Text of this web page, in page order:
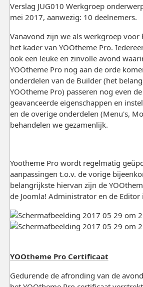
Verslag JUG010 Werkgroep
mei 2017, aanwezig: 10 deelnemers.
Vanavond zijn we als werkgroep voor
het kader van YOOtheme Pro.
ook een leuke en zinvolle avond
YOOtheme Pro nog aan de orde
onderdelen van de Builder (het
YOOtheme Pro) passeren nog even
geavanceerde eigenschappen en
en de overige onderdelen (Menu's,
behandelen we gezamenlijk.
Yootheme Pro wordt regelmatig
aanpassingen t.o.v. de vorige
belangrijkste hiervan zijn de
de Joomla! Administrator en de Editor
YOOtheme Pro Certificaat
Gedurende de afronding van de